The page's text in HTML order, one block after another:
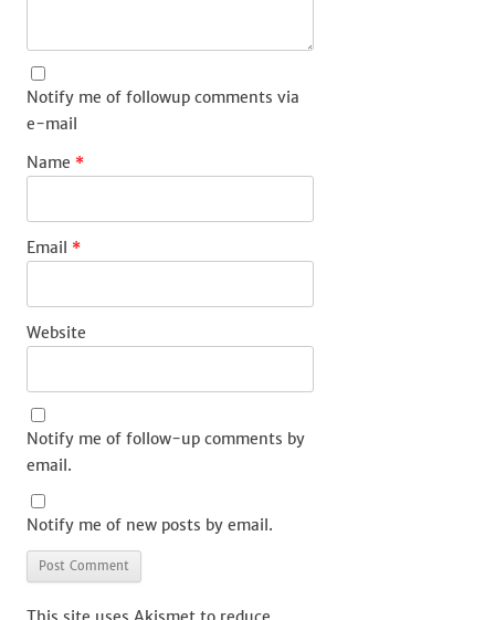
Notify me of followup comments via
e-mail
Name *
Email *
Website
Notify me of follow-up comments by
email.
Notify me of new posts by email.